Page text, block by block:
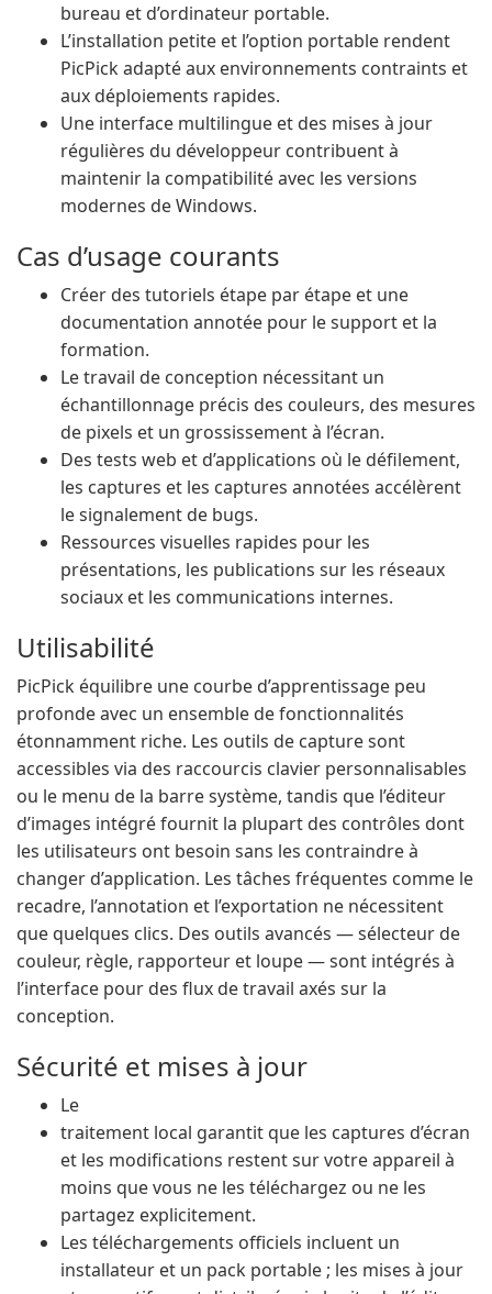
bureau et d’ordinateur portable.
L’installation petite et l’option portable rendent
PicPick adapté aux environnements contraints et
aux déploiements rapides.
Une interface multilingue et des mises à jour
régulières du développeur contribuent à
maintenir la compatibilité avec les versions
modernes de Windows.
Cas d’usage courants
Créer des tutoriels étape par étape et une
documentation annotée pour le support et la
formation.
Le travail de conception nécessitant un
échantillonnage précis des couleurs, des mesures
de pixels et un grossissement à l’écran.
Des tests web et d’applications où le défilement,
les captures et les captures annotées accélèrent
le signalement de bugs.
Ressources visuelles rapides pour les
présentations, les publications sur les réseaux
sociaux et les communications internes.
Utilisabilité
PicPick équilibre une courbe d’apprentissage peu
profonde avec un ensemble de fonctionnalités
étonnamment riche. Les outils de capture sont
accessibles via des raccourcis clavier personnalisables
ou le menu de la barre système, tandis que l’éditeur
d’images intégré fournit la plupart des contrôles dont
les utilisateurs ont besoin sans les contraindre à
changer d’application. Les tâches fréquentes comme le
recadre, l’annotation et l’exportation ne nécessitent
que quelques clics. Des outils avancés — sélecteur de
couleur, règle, rapporteur et loupe — sont intégrés à
l’interface pour des flux de travail axés sur la
conception.
Sécurité et mises à jour
Le
traitement local garantit que les captures d’écran
et les modifications restent sur votre appareil à
moins que vous ne les téléchargez ou ne les
partagez explicitement.
Les téléchargements officiels incluent un
installateur et un pack portable ; les mises à jour